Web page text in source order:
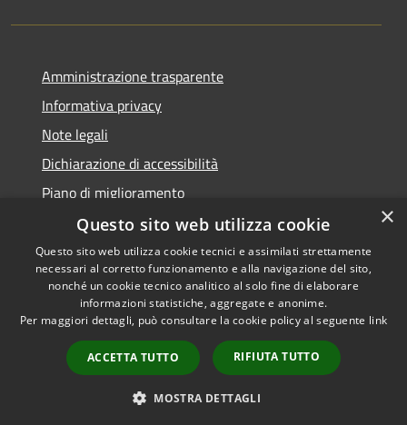
Amministrazione trasparente
Informativa privacy
Note legali
Dichiarazione di accessibilità
Piano di miglioramento
Accessibilità
Privacy
Mappa del sito
Copyright © 2026 • Comune di
Castiglion Fiorentino •
Powered byMunicipium •
Accesso redazione
×
Questo sito web utilizza cookie
Questo sito web utilizza cookie tecnici e assimilati strettamente
necessari al corretto funzionamento e alla navigazione del sito,
nonché un cookie tecnico analitico al solo fine di elaborare
informazioni statistiche, aggregate e anonime.
Per maggiori dettagli, può consultare la cookie policy al seguente link
ACCETTA TUTTO RIFIUTA TUTTO
MOSTRA DETTAGLI